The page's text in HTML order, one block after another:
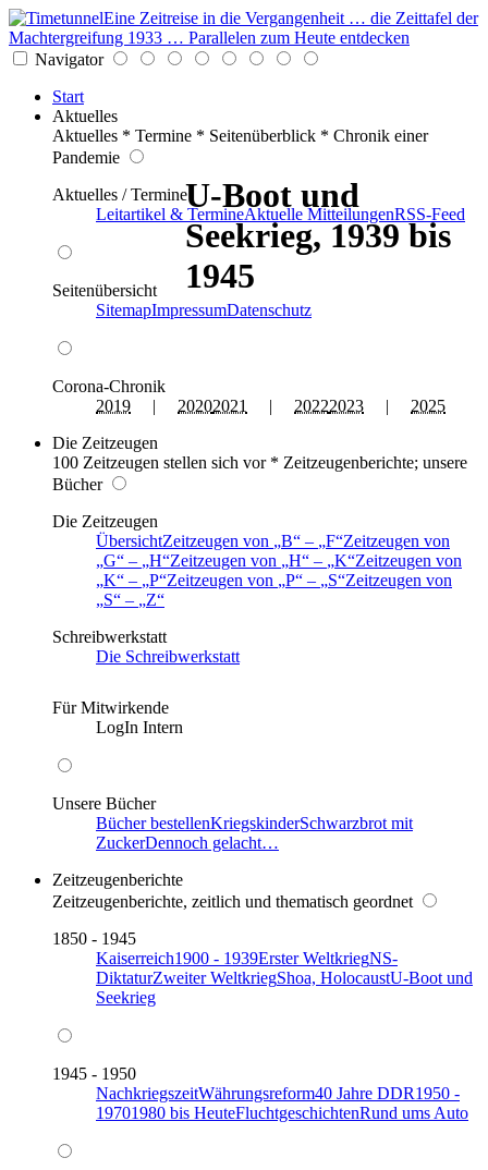
Eine Zeitreise in die Vergangenheit … die Zeittafel der
Machtergreifung 1933 … Parallelen zum Heute entdecken
Navigator
Start
Aktuelles
Aktuelles * Termine * Seitenüberblick * Chronik einer
Pandemie
Aktuelles / Termine
Leitartikel & TermineAktuelle MitteilungenRSS-Feed
Seitenübersicht
SitemapImpressumDatenschutz
Corona-Chronik
2019 | 20202021 | 20222023 | 2025
Die Zeitzeugen
100 Zeitzeugen stellen sich vor * Zeitzeugenberichte; unsere
Bücher
Die Zeitzeugen
ÜbersichtZeitzeugen von B – F Zeitzeugen von
G
– H Zeitzeugen von H – K Zeitzeugen von
K
– P Zeitzeugen von P – S Zeitzeugen von
S
–
Z
Schreibwerkstatt
Die Schreibwerkstatt
Für Mitwirkende
LogIn Intern
Unsere Bücher
Bücher bestellenKriegskinderSchwarzbrot mit
ZuckerDennoch gelacht…
Zeitzeugenberichte
Zeitzeugenberichte, zeitlich und thematisch geordnet
1850 - 1945
Kaiserreich1900 - 1939Erster WeltkriegNS-
DiktaturZweiter WeltkriegShoa, HolocaustU-Boot und
Seekrieg
1945 - 1950
NachkriegszeitWährungsreform40 Jahre DDR1950 -
19701980 bis HeuteFluchtgeschichtenRund ums Auto
U-Boot und
Seekrieg, 1939 bis
1945